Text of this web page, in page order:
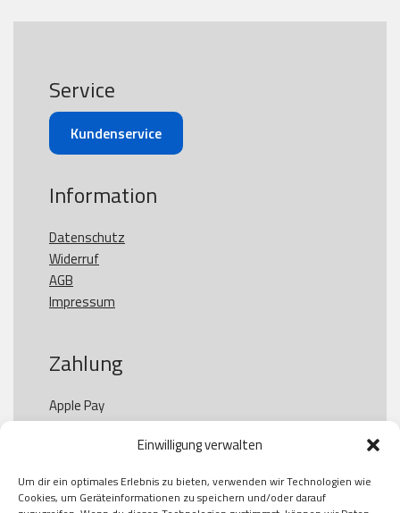
Einwilligung verwalten
Um dir ein optimales Erlebnis zu bieten, verwenden wir Technologien wie
Cookies, um Geräteinformationen zu speichern und/oder darauf
Service
Kundenservice
Information
Datenschutz
Widerruf
AGB
Impressum
Zahlung
Apple Pay
Paypal
Kauf auf Rechung